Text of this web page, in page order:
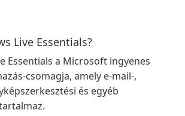
Live Essentials?
Essentials a Microsoft ingyenes
csomagja, amely e-mail-,
és egyéb